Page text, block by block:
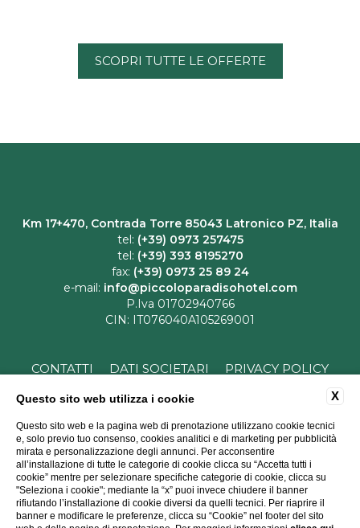
SCOPRI TUTTE LE OFFERTE
Km 17+470, Contrada Torre 85043 Latronico PZ, Italia
tel: (+39) 0973 257475
tel: (+39) 393 8195270
fax: (+39) 0973 25 89 24
e-mail: info@piccoloparadisohotel.com
P.Iva 01702940766
CIN: IT076040A105269001
CONTATTI DATI SOCIETARI
PRIVACY POLICY
WEBSITE BY BLASTNESS
X
Questo sito web utilizza i cookie
Questo sito web e la pagina web di prenotazione utilizzano cookie tecnici
e, solo previo tuo consenso, cookies analitici e di marketing per pubblicità
mirata e personalizzazione degli annunci. Per acconsentire
all’installazione di tutte le categorie di cookie clicca su “Accetta tutti i
cookie” mentre per selezionare specifiche categorie di cookie, clicca su
"Seleziona i cookie"; mediante la “x” puoi invece chiudere il banner
rifiutando l’installazione di cookie diversi da quelli tecnici. Per riaprire il
banner e modificare le preferenze, clicca su “Cookie” nel footer del sito